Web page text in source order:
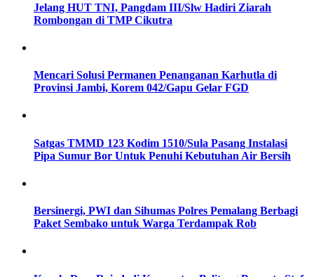
Jelang HUT TNI, Pangdam III/Slw Hadiri Ziarah
Rombongan di TMP Cikutra
Mencari Solusi Permanen Penanganan Karhutla di
Provinsi Jambi, Korem 042/Gapu Gelar FGD
Satgas TMMD 123 Kodim 1510/Sula Pasang Instalasi
Pipa Sumur Bor Untuk Penuhi Kebutuhan Air Bersih
Bersinergi, PWI dan Sihumas Polres Pemalang Berbagi
Paket Sembako untuk Warga Terdampak Rob